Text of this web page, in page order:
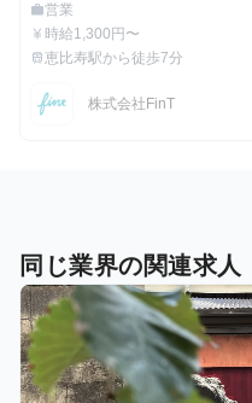
職種
work営業
給与
currency_yen 時給1,300円〜
最寄駅
train 恵比寿駅から徒歩7分
株式会社FinT
同じ業界の関連求人